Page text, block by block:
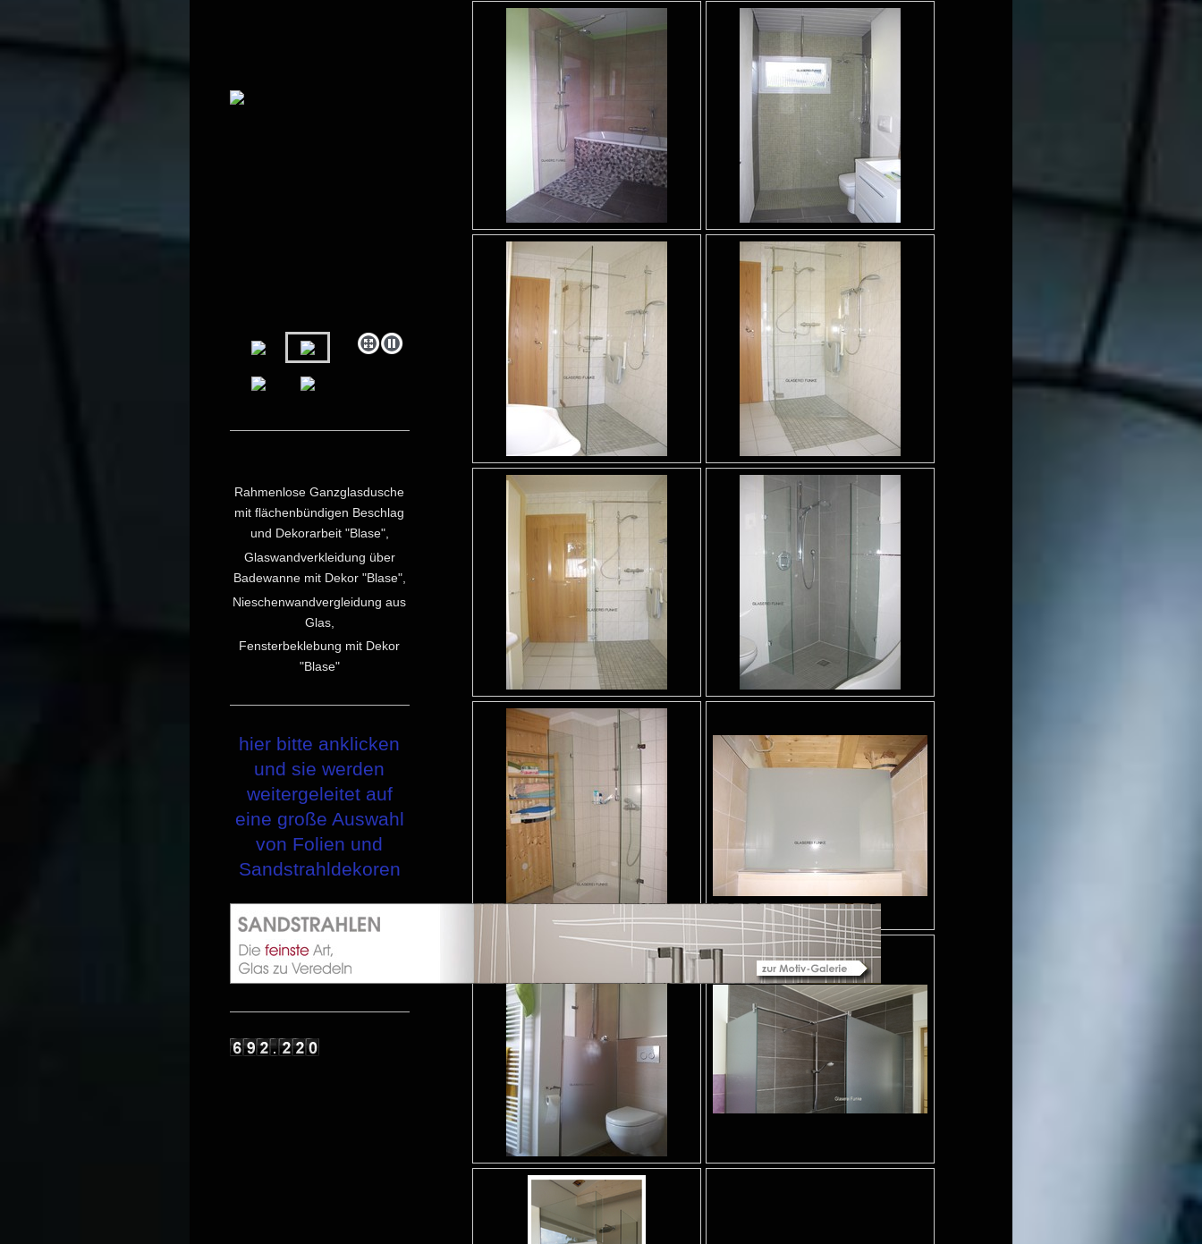
Rahmenlose Ganzglasdusche
mit flächenbündigen Beschlag
und Dekorarbeit "Blase",
Glaswandverkleidung über
Badewanne mit Dekor "Blase",
Nieschenwandvergleidung aus
Glas,
Fensterbeklebung mit Dekor
"Blase"
hier bitte anklicken
und sie werden
weitergeleitet auf
eine große Auswahl
von Folien und
Sandstrahldekoren